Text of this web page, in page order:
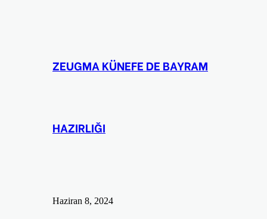
ZEUGMA KÜNEFE DE BAYRAM
HAZIRLIĞI
Haziran 8, 2024